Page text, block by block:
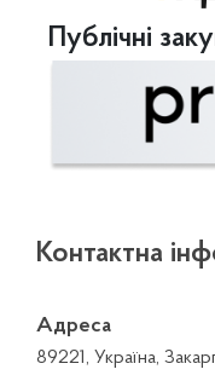
Публічні
Контактна
Адреса
89221, Україна,